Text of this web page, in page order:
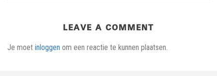
LEAVE A COMMENT
Je moet inloggen om een reactie te kunnen plaatsen.